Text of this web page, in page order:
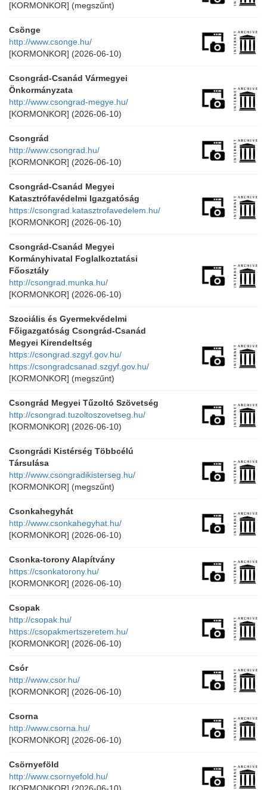
[KORMONKOR] (megszűnt)
Csönge
http://www.csonge.hu/
[KORMONKOR] (2026-06-10)
Csongrád-Csanád Vármegyei
Önkormányzata
http://www.csongrad-megye.hu/
[KORMONKOR] (2026-06-10)
Csongrád
http://www.csongrad.hu/
[KORMONKOR] (2026-06-10)
Csongrád-Csanád Megyei
Katasztrófavédelmi Igazgatóság
https://csongrad.katasztrofavedelem.hu/
[KORMONKOR] (2026-06-10)
Csongrád-Csanád Megyei
Kormányhivatal Foglalkoztatási
Főosztály
http://csongrad.munka.hu/
[KORMONKOR] (2026-06-10)
Szociális és Gyermekvédelmi
Főigazgatóság Csongrád-Csanád
Megyei Kirendeltség
https://csongrad.szgyf.gov.hu/
https://csongradcsanad.szgyf.gov.hu/
[KORMONKOR] (megszűnt)
Csongrád Megyei Tűzoltó Szövetség
http://csongrad.tuzoltoszovetseg.hu/
[KORMONKOR] (2026-06-10)
Csongrádi Kistérség Többcélú
Társulása
http://www.csongradikisterseg.hu/
[KORMONKOR] (megszűnt)
Csonkahegyhát
http://www.csonkahegyhat.hu/
[KORMONKOR] (2026-06-10)
Csonka-torony Alapítvány
https://csonkatorony.hu/
[KORMONKOR] (2026-06-10)
Csopak
http://csopak.hu/
https://csopakmertszeretem.hu/
[KORMONKOR] (2026-06-10)
Csór
http://www.csor.hu/
[KORMONKOR] (2026-06-10)
Csorna
http://www.csorna.hu/
[KORMONKOR] (2026-06-10)
Csörnyeföld
http://www.csornyefold.hu/